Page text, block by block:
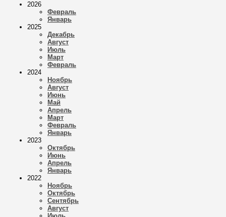
2026
Февраль
Январь
2025
Декабрь
Август
Июль
Март
Февраль
2024
Ноябрь
Август
Июнь
Май
Апрель
Март
Февраль
Январь
2023
Октябрь
Июнь
Апрель
Январь
2022
Ноябрь
Октябрь
Сентябрь
Август